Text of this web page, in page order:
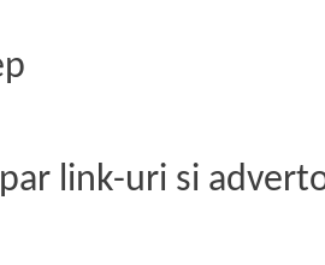
link-uri si